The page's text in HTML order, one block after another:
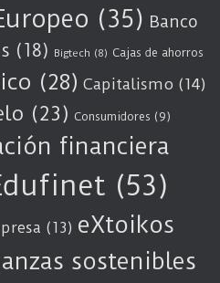
(35) Banco
(18) Bigtech (8) Cajas de ahorros
(28) Capitalismo (14)
(23) Consumidores (9)
financiera
(53)
(13) eXtoikos
sostenibles